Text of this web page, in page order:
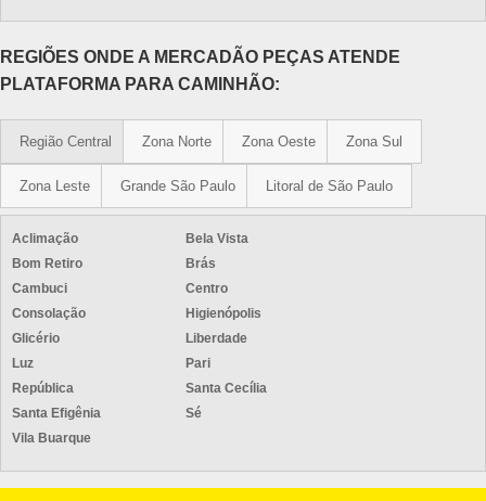
REGIÕES ONDE A MERCADÃO PEÇAS ATENDE
PLATAFORMA PARA CAMINHÃO:
Região Central Zona Norte Zona Oeste Zona Sul
Zona Leste Grande São Paulo Litoral de São Paulo
Aclimação
Bela Vista
Bom Retiro
Brás
Cambuci
Centro
Consolação
Higienópolis
Glicério
Liberdade
Luz
Pari
República
Santa Cecília
Santa Efigênia
Sé
Vila Buarque